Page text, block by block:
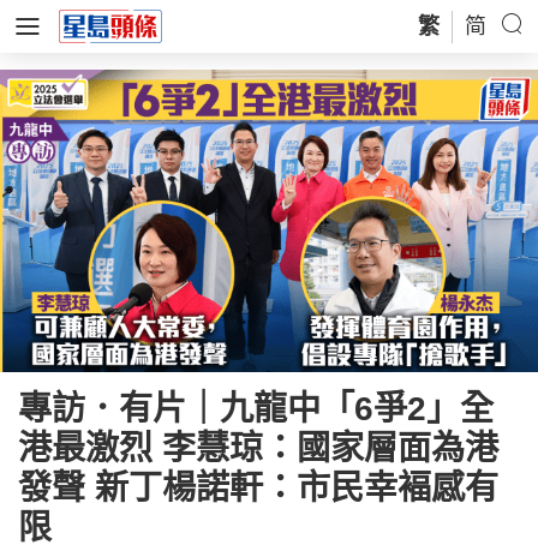
繁 简
專訪．有片｜九龍中「6爭2」全
港最激烈 李慧琼：國家層面為港
發聲 新丁楊諾軒：市民幸褔感有
限